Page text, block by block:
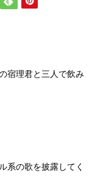
宿理君と三人で飲み
系の歌を披露してく